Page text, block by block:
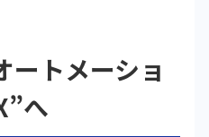
ートメーショ
へ